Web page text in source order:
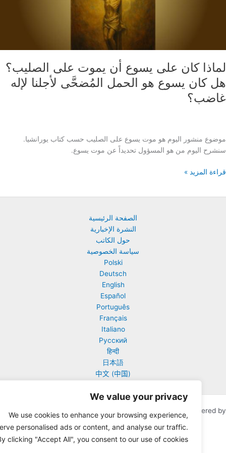
We value your privacy
We use cookies to enhance your browsing experience,
serve personalised ads or content, and analyse our traffic.
By clicking "Accept All", you consent to our use of cookies.
كان على يسوع أن يموت على الصليب؟
كان يسوع هو الحمل المُضحَّى لأجلنا لإله
منشور اليوم هو موت يسوع على الصليب حسب كتاب يورانشيا.
اليوم من هو المسؤول تحديداً عن موت يسوع.
المزيد »
الصفحة الرئيسية
النشرة الإخبارية
حول الكاتب
سياسة الخصوصية
Polski
Deutsch
English
Español
Português
Français
Italiano
Русский
हिन्दी
日本語
中文 (中国)
Copyright © 2026 Urantia Online | قالب Astra للووردبريس